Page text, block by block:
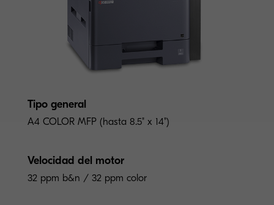
Tipo general
A4 COLOR MFP (hasta 8.5" x 14")
Velocidad del motor
32 ppm b&n / 32 ppm color